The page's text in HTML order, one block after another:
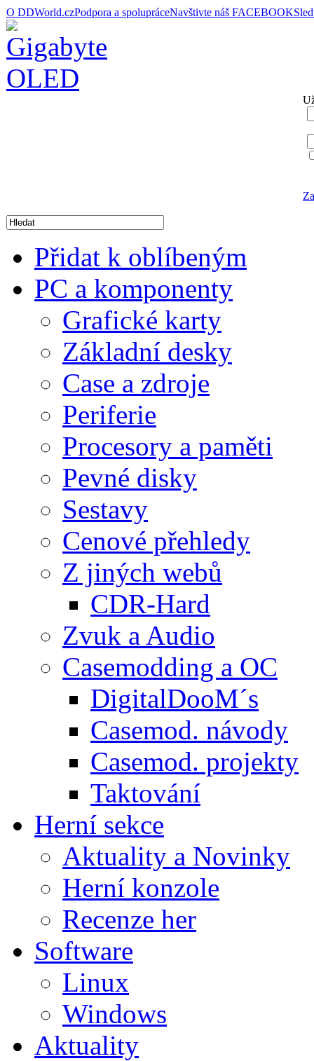
O DDWorld.czPodpora a spolupráceNavštivte náš FACEBOOK
Přidat k oblíbeným
PC a komponenty
Grafické karty
Základní desky
Case a zdroje
Periferie
Procesory a paměti
Pevné disky
Sestavy
Cenové přehledy
Z jiných webů
CDR-Hard
Zvuk a Audio
Casemodding a OC
DigitalDooM´s
Casemod. návody
Casemod. projekty
Taktování
Herní sekce
Aktuality a Novinky
Herní konzole
Recenze her
Software
Linux
Windows
Aktuality